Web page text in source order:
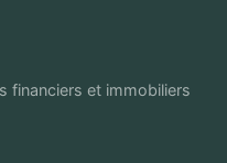
financiers et immobiliers